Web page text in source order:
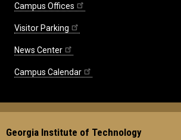
Campus Offices
Visitor Parking
News Center
Campus Calendar
Georgia Institute of Technology